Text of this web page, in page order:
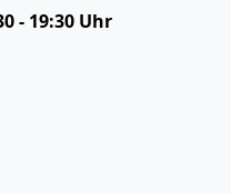
- 19:30 Uhr